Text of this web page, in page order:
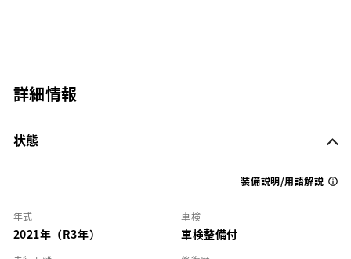
詳細情報
状態
装備説明/用語解説
年式
2021年（R3年）
車検
車検整備付